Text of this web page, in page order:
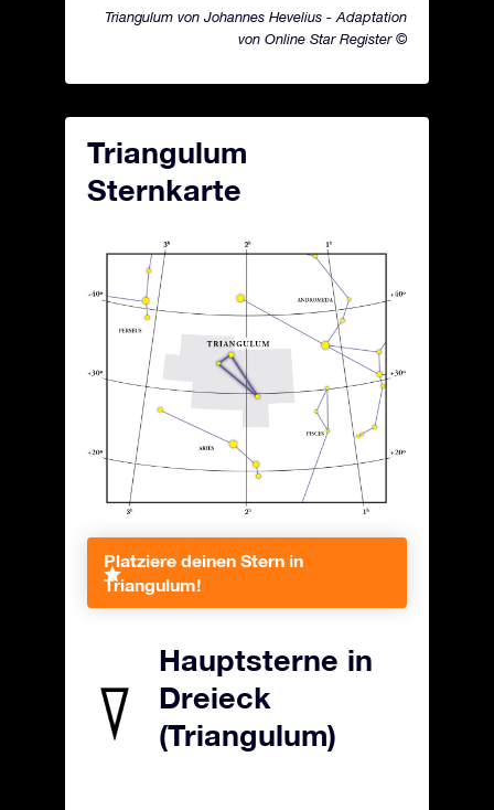
Triangulum von Johannes Hevelius - Adaptation
von Online Star Register ©
Triangulum
Sternkarte
Platziere deinen Stern in
Triangulum!
Hauptsterne in
Dreieck
(Triangulum)